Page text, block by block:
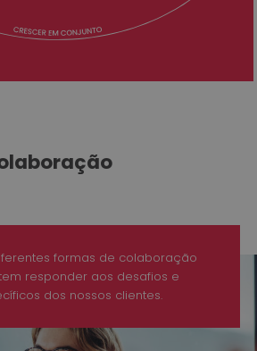
formas de colaboração
responder aos desafios e
dos nossos clientes.